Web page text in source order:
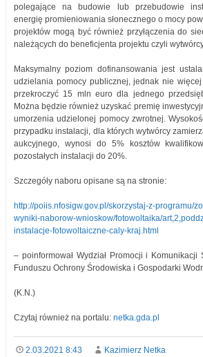
polegające na budowie lub przebudowie
energię promieniowania słonecznego o mocy
projektów mogą być również przyłączenia do
należących do beneficjenta projektu czyli
Maksymalny poziom dofinansowania jest
udzielania pomocy publicznej, jednak nie
przekroczyć 15 mln euro dla jednego
Można będzie również uzyskać premię
umorzenia udzielonej pomocy zwrotnej.
przypadku instalacji, dla których wytwórcy
aukcyjnego, wynosi do 5% kosztów
pozostałych instalacji do 20%.
Szczegóły naboru opisane są na stronie:
http://poiis.nfosigw.gov.pl/skorzystaj-z-programu/
wyniki-naborow-wnioskow/fotowoltaika/
instalacje-fotowoltaiczne-caly-kraj.html
– poinformował Wydział Promocji i Komunikacji
Funduszu Ochrony Środowiska i Gospodarki
(K.N.)
Czytaj również na portalu: netka.gda.pl
2.03.2021 8:43
Kazimierz Netka